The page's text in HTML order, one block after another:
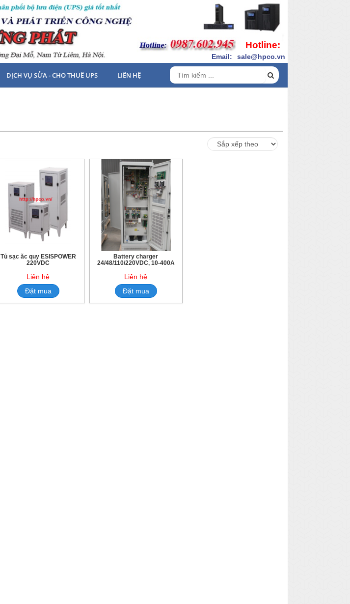
Hotline:
Email: sale@hpco.vn
DỊCH VỤ SỬA - CHO THUÊ UPS LIÊN HỆ
Tủ sạc ắc quy ESISPOWER
220VDC
Liên hệ
Đặt mua
Battery charger
24/48/110/220VDC, 10-400A
Liên hệ
Đặt mua